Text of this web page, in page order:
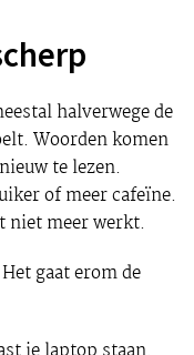
halverwege de
Woorden komen
te lezen.
of meer cafeïne.
niet meer werkt.
gaat erom de